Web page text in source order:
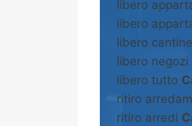
libero
libero
libero cantine
libero negozi
libero tutto
ritiro
ritiro arredi